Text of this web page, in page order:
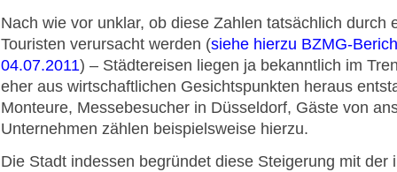
Nach wie vor unklar, ob diese Zahlen tatsächlich durch
Touristen verursacht werden (siehe hierzu BZMG-
04.07.2011) – Städtereisen liegen ja bekanntlich im
eher aus wirtschaftlichen Gesichtspunkten heraus
Monteure, Messebesucher in Düsseldorf, Gäste von
Unternehmen zählen beispielsweise hierzu.
Die Stadt indessen begründet diese Steigerung mit der